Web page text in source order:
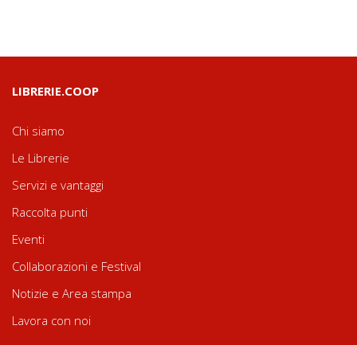
LIBRERIE.COOP
Chi siamo
Le Librerie
Servizi e vantaggi
Raccolta punti
Eventi
Collaborazioni e Festival
Notizie e Area stampa
Lavora con noi